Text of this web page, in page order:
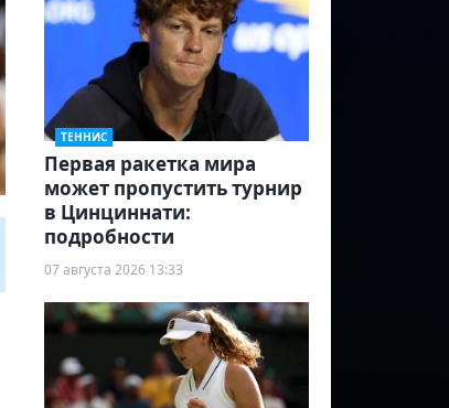
ТЕННИС
Первая ракетка мира
может пропустить турнир
в Цинциннати:
подробности
07 августа 2026 13:33